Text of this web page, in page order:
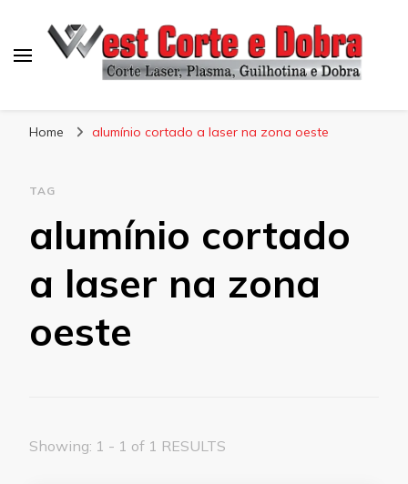
Home alumínio cortado a laser na zona oeste
TAG
alumínio cortado
a laser na zona
oeste
Showing: 1 - 1 of 1 RESULTS